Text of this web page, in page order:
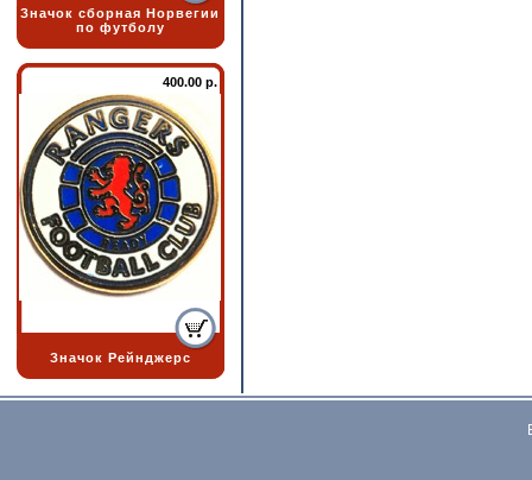
Значок сборная Норвегии
по футболу
400.00 р.
Значок Рейнджерс